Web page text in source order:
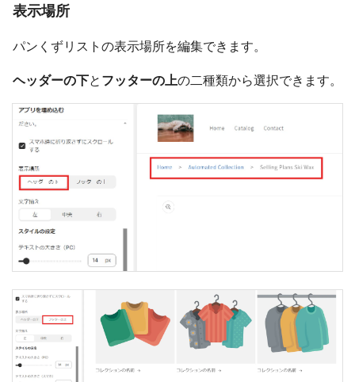
表示場所
パンくずリストの表示場所を編集できます。
ヘッダーの下と フッターの上の二種類から選択できます。